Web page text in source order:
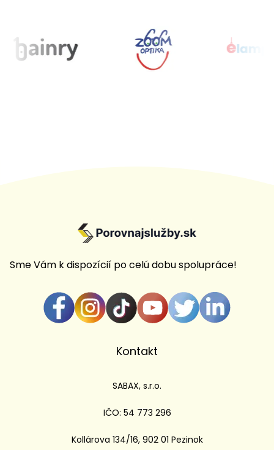
Sme Vám k dispozícií po celú dobu spolupráce!
Kontakt
SABAX, s.r.o.
IČO: 54 773 296
Kollárova 134/16, 902 01 Pezinok